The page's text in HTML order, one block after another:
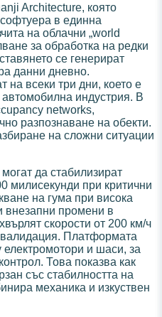
Architecture, която
в единна
на облачни „world
за обработка на редки
се генерират
данни дневно.
на всеки три дни, което е
индустрия. В
networks,
разпознаване на обекти.
на сложни ситуации
да стабилизират
милисекунди при критични
на гума при висока
внезапни промени в
скорости от 200 км/ч
Платформата
и шаси, за
Това показва как
със стабилността на
механика и изкуствен